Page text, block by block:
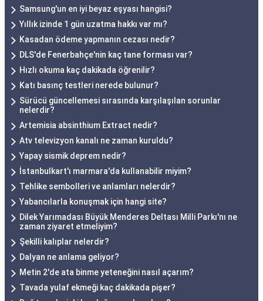
Samsung'un en iyi beyaz eşyası hangisi?
Yıllık izinde 1 gün uzatma hakkı var mı?
Kasadan ödeme yapmanın cezası nedir?
DLS'de Fenerbahçe'nin kaç tane forması var?
Hızlı okuma kaç dakikada öğrenilir?
Katı basınç testleri nerede bulunur?
Sürücü güncellemesi sırasında karşılaşılan sorunlar
nelerdir?
Artemisia absinthium Extract nedir?
Atv televizyon kanalı ne zaman kuruldu?
Yapay sismik deprem nedir?
İstanbulkart'ı marmara'da kullanabilir miyim?
Tehlike sembolleri ve anlamları nelerdir?
Yabancılarla konuşmak için hangi site?
Dilek Yarımadası Büyük Menderes Deltası Milli Parkı'nı ne
zaman ziyaret etmeliyim?
Şekilli kalıplar nelerdir?
Dalyan ne anlama geliyor?
Metin 2'de ata binme yeteneğini nasıl açarım?
Tavada yulaf ekmeği kaç dakikada pişer?